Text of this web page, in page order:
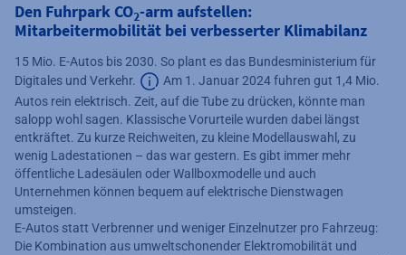
Den Fuhrpark CO2-arm aufstellen:
Mitarbeitermobilität bei verbesserter Klimabilanz
15 Mio. E-Autos bis 2030. So plant es das Bundesministerium für
Digitales und Verkehr.
Zusätzliche Informationen verfügbar
Am 1. Januar 2024 fuhren gut 1,4 Mio.
Autos rein elektrisch. Zeit, auf die Tube zu drücken, könnte man
salopp wohl sagen. Klassische Vorurteile wurden dabei längst
entkräftet. Zu kurze Reichweiten, zu kleine Modellauswahl, zu
wenig Ladestationen – das war gestern. Es gibt immer mehr
öffentliche Ladesäulen oder Wallboxmodelle und auch
Unternehmen können bequem auf elektrische Dienstwagen
umsteigen.
E-Autos statt Verbrenner und weniger Einzelnutzer pro Fahrzeug:
Die Kombination aus umweltschonender Elektromobilität und